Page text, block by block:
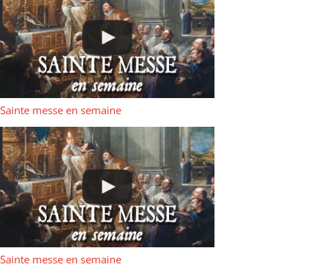
Sainte messe en semaine
Sainte messe en semaine